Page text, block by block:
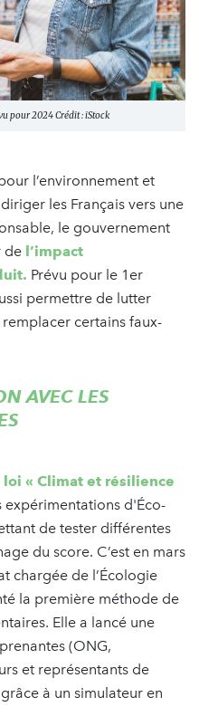
pour 2024 Crédit : iStock
l’environnement et
les Français vers une
le gouvernement
de l’impact
Prévu pour le 1er
permettre de lutter
remplacer certains faux-
AVEC LES
loi « Climat et résilience
expérimentations d'Éco-
de tester différentes
du score. C’est en mars
chargée de l’Écologie
la première méthode de
Elle a lancé une
(ONG,
et représentants de
à un simulateur en